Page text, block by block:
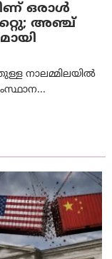
ഒരാള്‍
അഞ്ച്
നാലമ്മിലയിൽ